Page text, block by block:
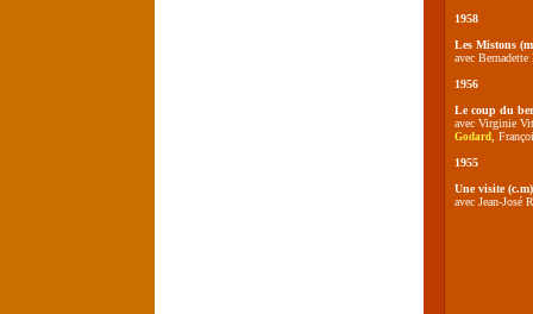
1958
Les Mistons
avec
1956
Le coup du
avec Virginie
Godard ,
1955
Une visite (c.m)
avec Jean-José